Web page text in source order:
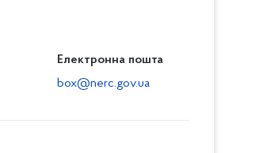
Електронна пошта
box@nerc.gov.ua